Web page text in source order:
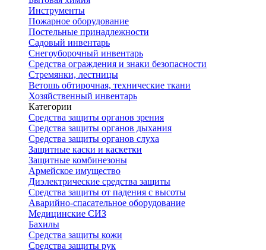
Инструменты
Пожарное оборудование
Постельные принадлежности
Садовый инвентарь
Снегоуборочный инвентарь
Средства ограждения и знаки безопасности
Стремянки, лестницы
Ветошь обтирочная, технические ткани
Хозяйственный инвентарь
Категории
Средства защиты органов зрения
Средства защиты органов дыхания
Средства защиты органов слуха
Защитные каски и каскетки
Защитные комбинезоны
Армейское имущество
Диэлектрические средства защиты
Средства защиты от падения с высоты
Аварийно-спасательное оборудование
Медицинские СИЗ
Бахилы
Средства защиты кожи
Средства защиты рук